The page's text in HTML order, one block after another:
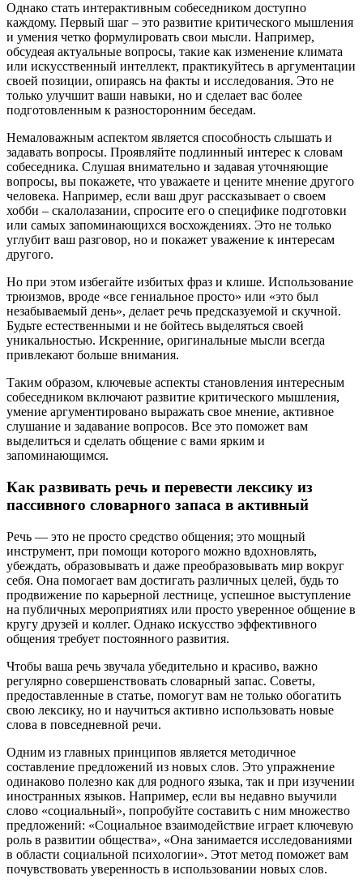
Однако стать интерактивным собеседником доступно
каждому. Первый шаг – это развитие критического мышления
и умения четко формулировать свои мысли. Например,
обсудеая актуальные вопросы, такие как изменение климата
или искусственный интеллект, практикуйтесь в аргументации
своей позиции, опираясь на факты и исследования. Это не
только улучшит ваши навыки, но и сделает вас более
подготовленным к разносторонним беседам.
Немаловажным аспектом является способность слышать и
задавать вопросы. Проявляйте подлинный интерес к словам
собеседника. Слушая внимательно и задавая уточняющие
вопросы, вы покажете, что уважаете и цените мнение другого
человека. Например, если ваш друг рассказывает о своем
хобби – скалолазании, спросите его о специфике подготовки
или самых запоминающихся восхождениях. Это не только
углубит ваш разговор, но и покажет уважение к интересам
другого.
Но при этом избегайте избитых фраз и клише. Использование
трюизмов, вроде «все гениальное просто» или «это был
незабываемый день», делает речь предсказуемой и скучной.
Будьте естественными и не бойтесь выделяться своей
уникальностью. Искренние, оригинальные мысли всегда
привлекают больше внимания.
Таким образом, ключевые аспекты становления интересным
собеседником включают развитие критического мышления,
умение аргументировано выражать свое мнение, активное
слушание и задавание вопросов. Все это поможет вам
выделиться и сделать общение с вами ярким и
запоминающимся.
Как развивать речь и перевести лексику из
пассивного словарного запаса в активный
Речь — это не просто средство общения; это мощный
инструмент, при помощи которого можно вдохновлять,
убеждать, образовывать и даже преобразовывать мир вокруг
себя. Она помогает вам достигать различных целей, будь то
продвижение по карьерной лестнице, успешное выступление
на публичных мероприятиях или просто уверенное общение в
кругу друзей и коллег. Однако искусство эффективного
общения требует постоянного развития.
Чтобы ваша речь звучала убедительно и красиво, важно
регулярно совершенствовать словарный запас. Советы,
предоставленные в статье, помогут вам не только обогатить
свою лексику, но и научиться активно использовать новые
слова в повседневной речи.
Одним из главных принципов является методичное
составление предложений из новых слов. Это упражнение
одинаково полезно как для родного языка, так и при изучении
иностранных языков. Например, если вы недавно выучили
слово «социальный», попробуйте составить с ним множество
предложений: «Социальное взаимодействие играет ключевую
роль в развитии общества», «Она занимается исследованиями
в области социальной психологии». Этот метод поможет вам
почувствовать уверенность в использовании новых слов.